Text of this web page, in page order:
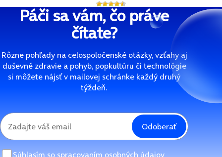
Páči sa vám, čo práve
čítate?
Rôzne pohľady na celospoločenské otázky, vzťahy aj
duševné zdravie a pohyb, popkultúru či technológie
si môžete nájsť v mailovej schránke každý druhý
týždeň.
Odoberať
Súhlasím so spracovaním osobných údajov